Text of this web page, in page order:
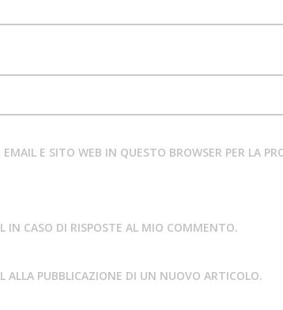
E SITO WEB IN QUESTO BROWSER PER LA
IN CASO DI RISPOSTE AL MIO COMMENTO.
ALLA PUBBLICAZIONE DI UN NUOVO ARTICOLO.